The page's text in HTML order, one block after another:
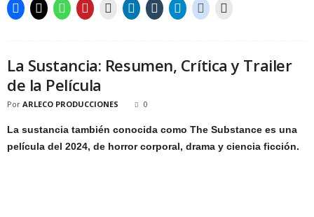
La Sustancia: Resumen, Crítica y Trailer
de la Película
Por ARLECO PRODUCCIONES 0
La sustancia también conocida como The Substance es una
película del 2024, de horror corporal, drama y ciencia ficción.